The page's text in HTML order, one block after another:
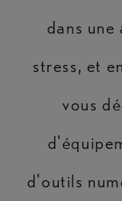
dans une
stress, et
vous
d'outils